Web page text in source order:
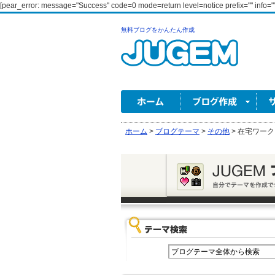
[pear_error: message="Success" code=0 mode=return level=notice prefix=""
無料ブログをかんたん作成
ホーム > ブログテーマ > その他 > 在宅ワーク